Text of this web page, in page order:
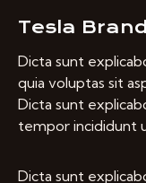
Tesla
Dicta sunt
quia voluptas sit
Dicta sunt
tempor incididunt
Dicta sunt